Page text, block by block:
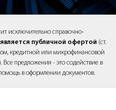
исключительно справочно-
публичной офертой (ст.
кредитной или микрофинансовой
предложения - это содействие в
в оформлении документов.